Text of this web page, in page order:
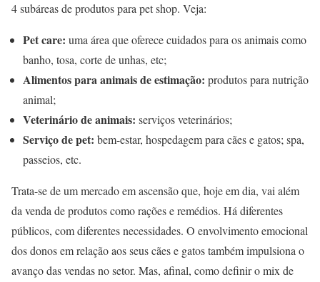
4 subáreas de produtos para pet shop. Veja:
Pet care: uma área que oferece cuidados para os animais como
banho, tosa, corte de unhas, etc;
Alimentos para animais de estimação: produtos para nutrição
animal;
Veterinário de animais: serviços veterinários;
Serviço de pet: bem-estar, hospedagem para cães e gatos; spa,
passeios, etc.
Trata-se de um mercado em ascensão que, hoje em dia, vai além
da venda de produtos como rações e remédios. Há diferentes
públicos, com diferentes necessidades. O envolvimento emocional
dos donos em relação aos seus cães e gatos também impulsiona o
avanço das vendas no setor. Mas, afinal, como definir o mix de